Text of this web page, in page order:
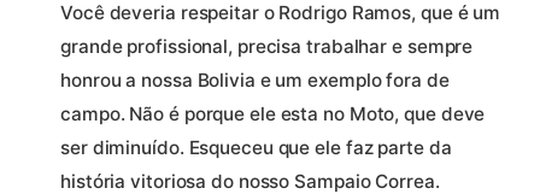
Você deveria respeitar o Rodrigo Ramos, que é um
grande profissional, precisa trabalhar e sempre
honrou a nossa Bolivia e um exemplo fora de
campo. Não é porque ele esta no Moto, que deve
ser diminuído. Esqueceu que ele faz parte da
história vitoriosa do nosso Sampaio Correa.